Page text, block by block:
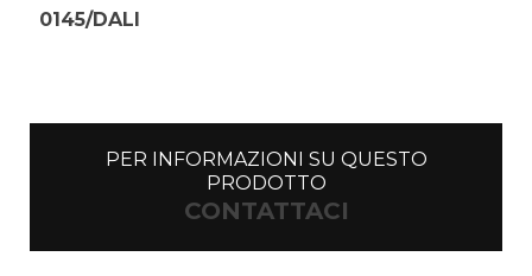
0145/DALI
PER INFORMAZIONI SU QUESTO
PRODOTTO
CONTATTACI